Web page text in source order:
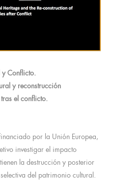
y Conflicto.
y reconstrucción
el conflicto.
por la Unión Europea,
investigar el impacto
la destrucción y posterior
del patrimonio cultural.